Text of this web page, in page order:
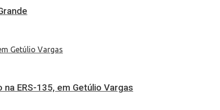
ERS-135, em Getúlio Vargas